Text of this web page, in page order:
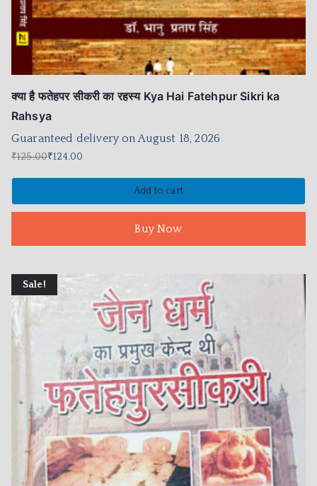
क्या है फतेहपर सीकरी का रहस्य Kya Hai Fatehpur Sikri ka
Rahsya
Guaranteed delivery on August 18, 2026
₹125.00₹124.00
Add to cart
Buy Now
Sale!